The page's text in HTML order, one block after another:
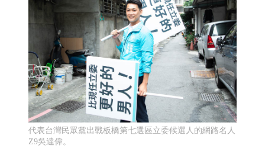
代表台灣民眾黨出戰板橋第七選區立委候選人的網路名人
Z9吳達偉。